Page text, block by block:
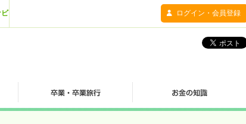
ログイン・会員登録